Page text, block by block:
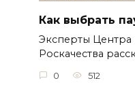
Как выбрать
Эксперты
Роскачества
0 512